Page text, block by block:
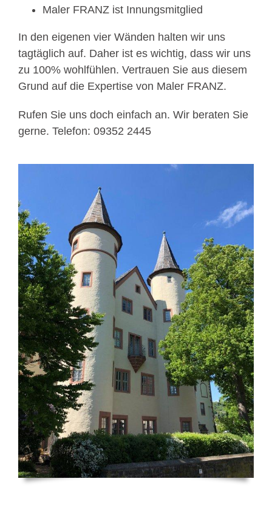
Maler FRANZ ist Innungsmitglied
In den eigenen vier Wänden halten wir uns
tagtäglich auf. Daher ist es wichtig, dass wir uns
zu 100% wohlfühlen. Vertrauen Sie aus diesem
Grund auf die Expertise von Maler FRANZ.
Rufen Sie uns doch einfach an. Wir beraten Sie
gerne. Telefon: 09352 2445